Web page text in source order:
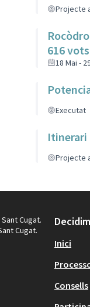
Projecte
616 vots
18 Mai -
Executat
Itinerari
Projecte
Cugat.
Cugat.
Decidim
Inici
Consells